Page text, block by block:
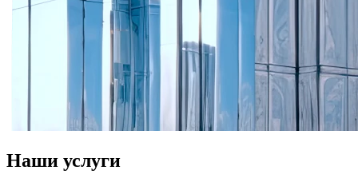
Наши услуги